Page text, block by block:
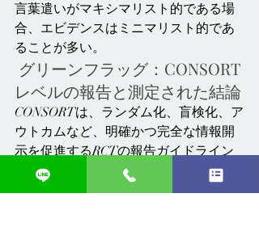
言葉遣いがマキシマリスト的である場
合、エビデンスはミニマリスト的であ
ることが多い。
レベルの報告と測定された結論
CONSORTは、ランダム化、盲検化、ア
ウトカムなど、明確かつ完全な情報開
示を促進するRCTの報告ガイドライン
です。
グリーンフラッグ論文は、以下の点に